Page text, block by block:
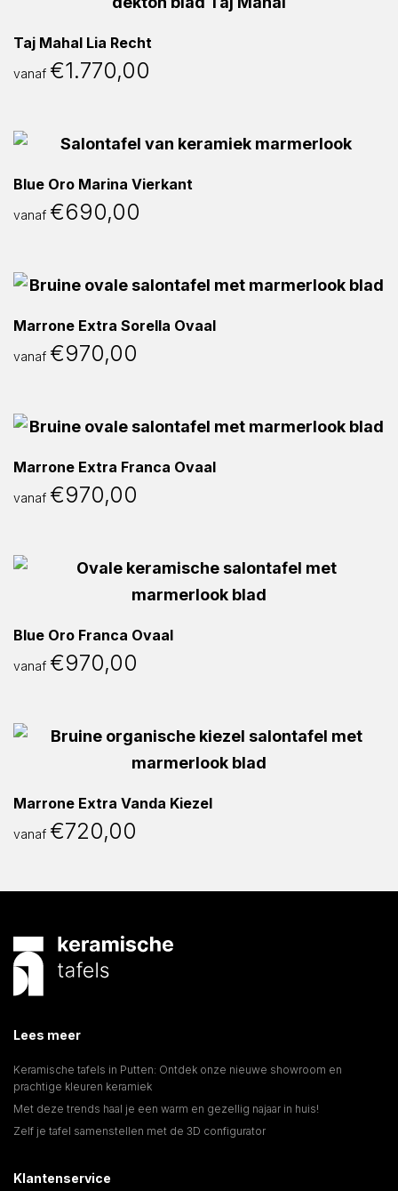
Taj Mahal Lia Recht
vanaf €1.770,00
Blue Oro Marina Vierkant
vanaf €690,00
Marrone Extra Sorella Ovaal
vanaf €970,00
Marrone Extra Franca Ovaal
vanaf €970,00
Blue Oro Franca Ovaal
vanaf €970,00
Marrone Extra Vanda Kiezel
vanaf €720,00
Lees meer
Keramische tafels in Putten: Ontdek onze nieuwe showroom en
prachtige kleuren keramiek
Met deze trends haal je een warm en gezellig najaar in huis!
Zelf je tafel samenstellen met de 3D configurator
Klantenservice